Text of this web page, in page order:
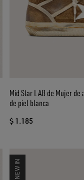
Mid Star LAB de Mujer
de piel blanca
$ 1.185
NEW IN